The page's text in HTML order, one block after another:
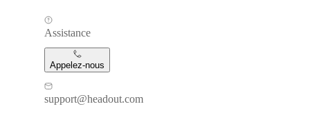
Assistance
Appelez-nous
support@headout.com